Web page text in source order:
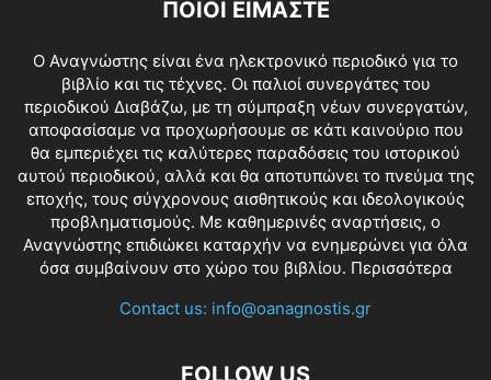
ΠΟΙΟΙ ΕΙΜΑΣΤΕ
O Αναγνώστης είναι ένα ηλεκτρονικό περιοδικό για το
βιβλίο και τις τέχνες. Οι παλιοί συνεργάτες του
περιοδικού Διαβάζω, με τη σύμπραξη νέων συνεργατών,
αποφασίσαμε να προχωρήσουμε σε κάτι καινούριο που
θα εμπεριέχει τις καλύτερες παραδόσεις του ιστορικού
αυτού περιοδικού, αλλά και θα αποτυπώνει το πνεύμα της
εποχής, τους σύγχρονους αισθητικούς και ιδεολογικούς
προβληματισμούς. Με καθημερινές αναρτήσεις, ο
Αναγνώστης επιδιώκει καταρχήν να ενημερώνει για όλα
όσα συμβαίνουν στο χώρο του βιβλίου. Περισσότερα
Contact us: info@oanagnostis.gr